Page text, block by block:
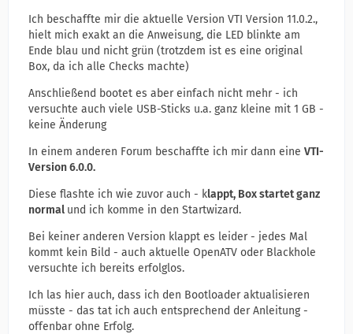
Ich beschaffte mir die aktuelle Version VTI Version 11.0.2.,
hielt mich exakt an die Anweisung, die LED blinkte am
Ende blau und nicht grün (trotzdem ist es eine original
Box, da ich alle Checks machte)
Anschließend bootet es aber einfach nicht mehr - ich
versuchte auch viele USB-Sticks u.a. ganz kleine mit 1 GB -
keine Änderung
In einem anderen Forum beschaffte ich mir dann eine VTI-
Version 6.0.0.
Diese flashte ich wie zuvor auch - klappt, Box startet ganz
normal und ich komme in den Startwizard.
Bei keiner anderen Version klappt es leider - jedes Mal
kommt kein Bild - auch aktuelle OpenATV oder Blackhole
versuchte ich bereits erfolglos.
Ich las hier auch, dass ich den Bootloader aktualisieren
müsste - das tat ich auch entsprechend der Anleitung -
offenbar ohne Erfolg.